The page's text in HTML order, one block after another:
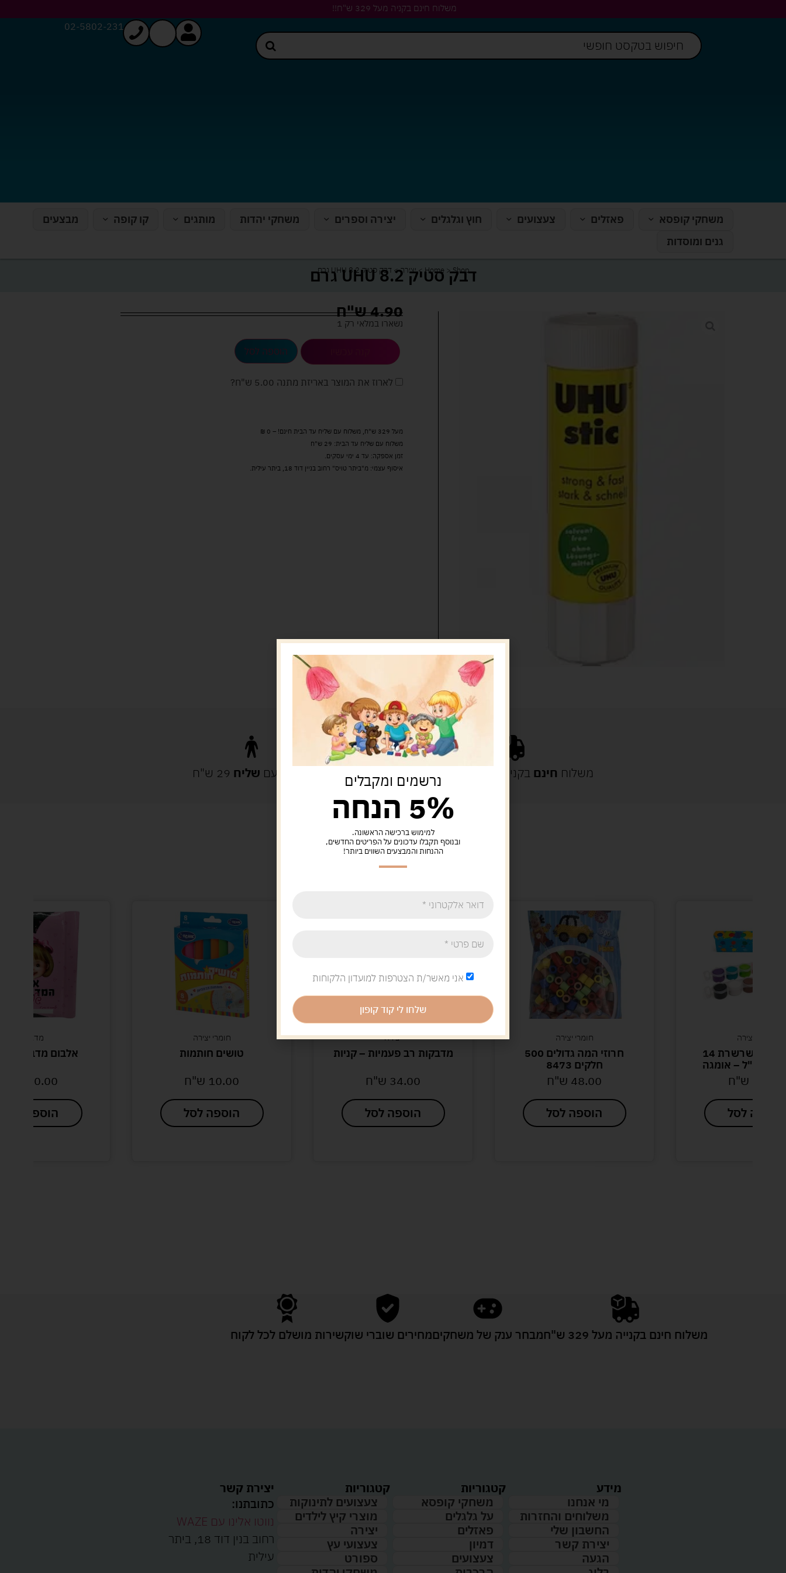
משלוח חינם בקניה מעל 329 ש"ח!!
02-5802-231
משחקי קופסא פאזלים צעצועים חוץ וגלגלים יצירה וספרים משחקי יהדות מותגים קו קופה
מבצעים
גנים ומוסדות
Home >Shop
>יצירה> דבק סטיק UHU 8.2 גרם דבק סטיק UHU 8.2 גרם
4.90ש"ח
נשארו במלאי רק 1
הוספה לסל
לארוז את המוצר באריזת מתנה 5.00 ש"ח ?
מעל 329 ש"ח, משלוח עם שליח עד הבית חינם! – 0 ₪
משלוח עם שליח עד הבית: 29 ש"ח
זמן אספקה: עד 4 ימי עסקים.
איסוף עצמי: מ"ביתר טויס" רחוב בניין דוד 18, ביתר עילית.
משלוח חינם בקנייה מעל 329 ש"ח משלוח עם שליח 29 ש"ח
מוצרים קשורים
חומרי יצירה
צבעי גואש בשרשרת 14
ש"ח
הוספה לסל
חומרי יצירה
חרוזי המה גדולים 500
חלקים 8473
48.00 ש"ח
הוספה לסל
יצירה
מדבקות רב פעמיות – קניות
34.00 ש"ח
הוספה לסל
חומרי יצירה
טושים חותמות
10.00 ש"ח
הוספה לסל
מדבקות
אלבום מדבקות
30.00
הוספה לסל
משלוח חינם בקנייה מעל 329 ש"ח מבחר ענק של משחקיםמחירים שוברי שוקשירות מושלם לכל לקוח
מידע
מי אנחנו
משלוחים והחזרות
החשבון שלי
יצירת קשר
הגעה
קטגוריות
משחקי קופסא
על גלגלים
פאזלים
דמיון
צעצועים
קטגוריות
צעצועים לתינוקות
מוצרי קיץ לילדים
יצירה
צעצועי עץ
ספורט
יצירת קשר
כתובתנו:
נווטו אלינו עם WAZE
רחוב בנין דוד 18, ביתר
עילית
נרשמים ומקבלים
5% הנחה
למימוש ברכישה הראשונה.
ובנוסף תקבלו עדכונים על הפריטים החדשים,
ההנחות והמבצעים השווים ביותר!
אני מאשר/ת הצטרפות למועדון הלקוחות
שלחו לי קוד קופון